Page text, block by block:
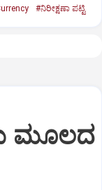
#ನಿರೀಕ್ಷಣಾ ಪಟ್ಟಿ
ಮೂಲದ